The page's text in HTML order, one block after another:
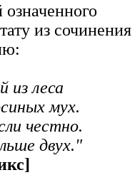
из сочинения
леса
мух.
честно.
двух."